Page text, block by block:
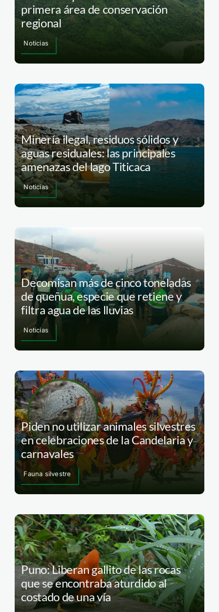
primera área de conservación
regional
Noticias
Minería ilegal, residuos sólidos y
aguas residuales: las principales
amenazas del lago Titicaca
Noticias
Decomisan más de cinco toneladas
de queñua, especie que retiene y
filtra agua de las lluvias
Noticias
Piden no utilizar animales silvestres
en celebraciones de la Candelaria y
carnavales
Fauna silvestre
Puno: Liberan gallito de las rocas
que se encontraba aturdido al
costado de una vía